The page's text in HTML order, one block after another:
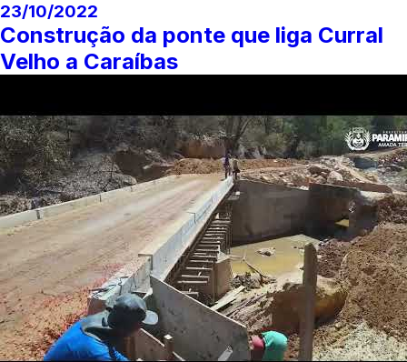
23/10/2022
Construção da ponte que liga Curral
Velho a Caraíbas